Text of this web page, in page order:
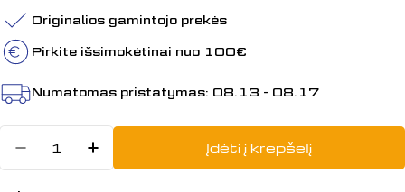
kaina
Originalios gamintojo prekės
Pirkite išsimokėtinai nuo 100€
Numatomas pristatymas: 08.13 - 08.17
Sumažinti kiekį: CHAIN,OIL
Padidinti CHAIN,OIL PUMP,
Įdėti į krepšelį